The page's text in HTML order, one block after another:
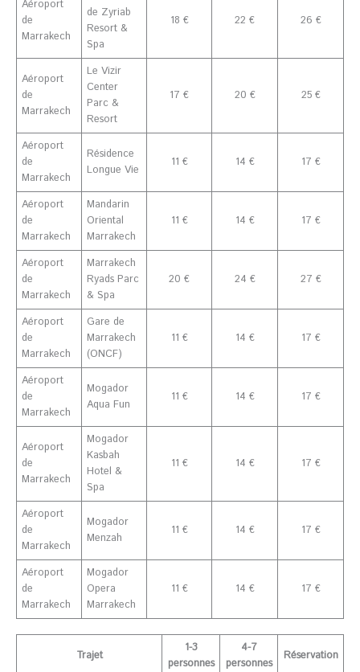
Aéroport
de
Marrakech
de Zyriab
Resort &
Spa
18 € 22 € 26 €
Aéroport
de
Marrakech
Le Vizir
Center
Parc &
Resort
17 € 20 € 25 €
Aéroport
de
Marrakech
Résidence
Longue Vie
11 € 14 € 17 €
Aéroport
de
Marrakech
Mandarin
Oriental
Marrakech
11 € 14 € 17 €
Aéroport
de
Marrakech
Marrakech
Ryads Parc
& Spa
20 € 24 € 27 €
Aéroport
de
Marrakech
Gare de
Marrakech
(ONCF)
11 € 14 € 17 €
Aéroport
de
Marrakech
Mogador
Aqua Fun
11 € 14 € 17 €
Aéroport
de
Marrakech
Mogador
Kasbah
Hotel &
Spa
11 € 14 € 17 €
Aéroport
de
Marrakech
Mogador
Menzah
11 € 14 € 17 €
Aéroport
de
Marrakech
Mogador
Opera
Marrakech
11 € 14 € 17 €
Trajet
1-3
personnes
4-7
personnes
Réservation